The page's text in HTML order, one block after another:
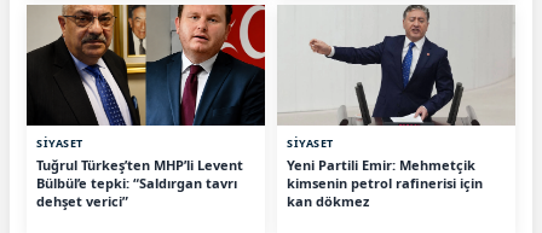
SİYASET
Tuğrul Türkeş’ten MHP’li Levent
Bülbül’e tepki: “Saldırgan tavrı
dehşet verici”
SİYASET
Yeni Partili Emir: Mehmetçik
kimsenin petrol rafinerisi için
kan dökmez